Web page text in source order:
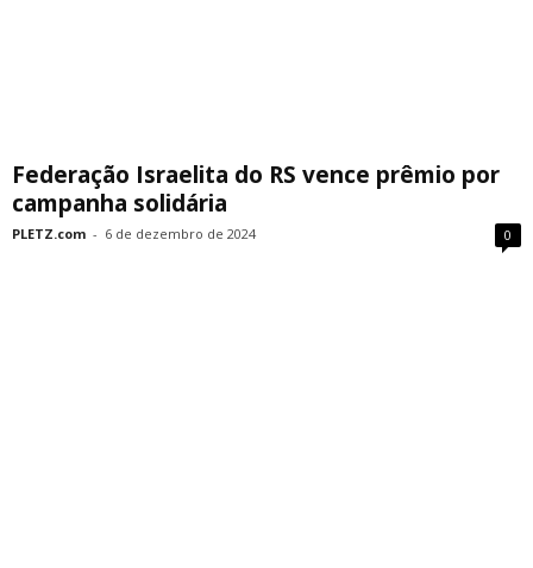
Federação Israelita do RS vence prêmio por
campanha solidária
PLETZ.com - 6 de dezembro de 2024 0